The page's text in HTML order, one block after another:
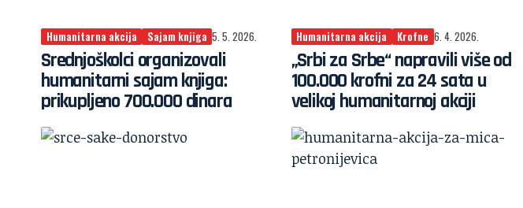
Humanitarna akcija Sajam knjiga 5. 5. 2026.
Srednjoškolci organizovali
humanitarni sajam knjiga:
prikupljeno 700.000 dinara
Humanitarna akcija Krofne 6. 4. 2026.
„Srbi za Srbe“ napravili više od
100.000 krofni za 24 sata u
velikoj humanitarnoj akciji